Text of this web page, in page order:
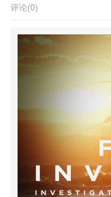
评论(0)